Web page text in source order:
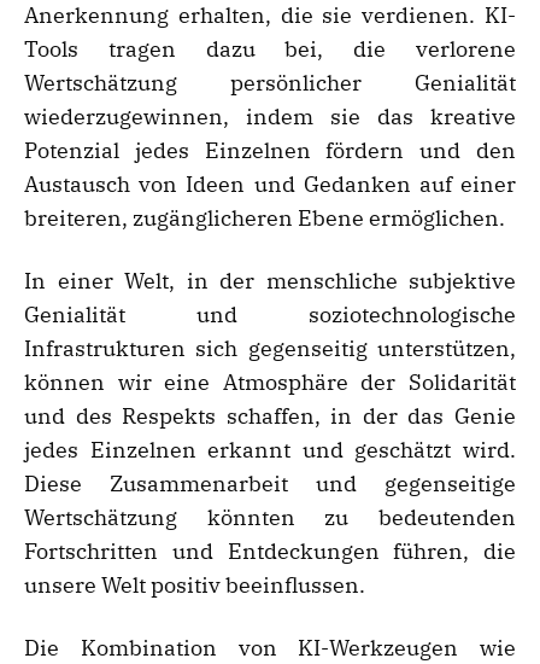
Anerkennung erhalten, die sie verdienen. KI-
Tools tragen dazu bei, die verlorene
Wertschätzung persönlicher Genialität
wiederzugewinnen, indem sie das kreative
Potenzial jedes Einzelnen fördern und den
Austausch von Ideen und Gedanken auf einer
breiteren, zugänglicheren Ebene ermöglichen.
In einer Welt, in der menschliche subjektive
Genialität und soziotechnologische
Infrastrukturen sich gegenseitig unterstützen,
können wir eine Atmosphäre der Solidarität
und des Respekts schaffen, in der das Genie
jedes Einzelnen erkannt und geschätzt wird.
Diese Zusammenarbeit und gegenseitige
Wertschätzung könnten zu bedeutenden
Fortschritten und Entdeckungen führen, die
unsere Welt positiv beeinflussen.
Die Kombination von KI-Werkzeugen wie